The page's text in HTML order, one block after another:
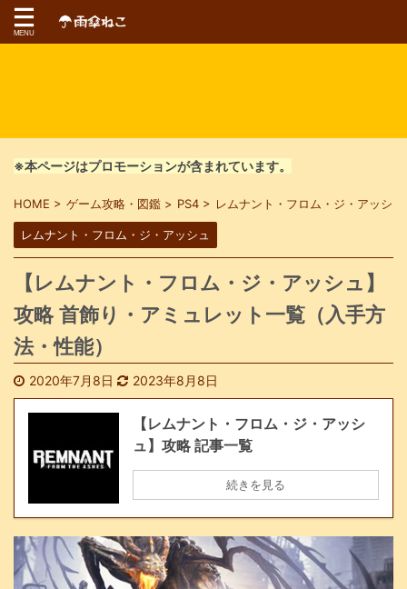
※本ページはプロモーションが含まれています。
HOME > ゲーム攻略・図鑑 > PS4 > レムナント・フロム・ジ・アッシュ
レムナント・フロム・ジ・アッシュ
【レムナント・フロム・ジ・アッシュ】
攻略 首飾り・アミュレット一覧（入手方
法・性能）
2020年7月8日 2023年8月8日
【レムナント・フロム・ジ・アッシ
ュ】攻略 記事一覧
続きを見る